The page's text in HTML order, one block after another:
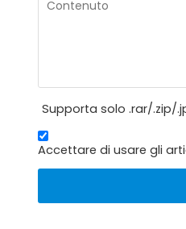
Supporta solo .rar/.zip/
Accettare di usare gli